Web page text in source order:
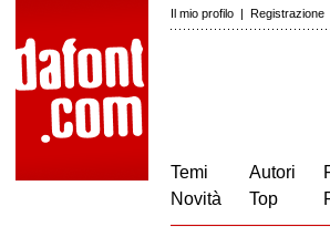
Il mio profilo | Registrazione
Temi
Novità
Autori
Top